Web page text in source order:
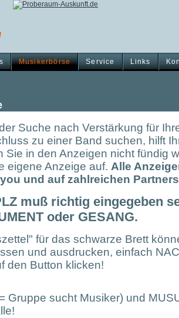
Musikerbörse Service Links
Suche nach Verstärkung für
zu einer Band suchen, hilft
Sie in den Anzeigen nicht fündig
eigene Anzeige auf. Alle
und auf zahlreichen
muß richtig eingegeben
oder GESANG.
für das schwarze Brett
und ausdrucken, einfach
den Button klicken!
Gruppe sucht Musiker) und